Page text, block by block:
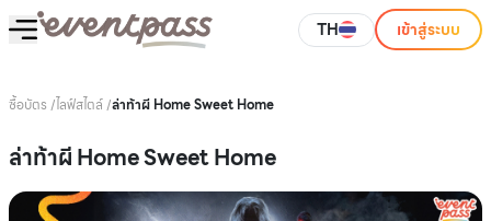
TH เข้าสู่ระบบ
ซื้อบัตร /ไลฟ์สไตล์/ล่าท้าผี Home Sweet Home
ล่าท้าผี Home Sweet Home